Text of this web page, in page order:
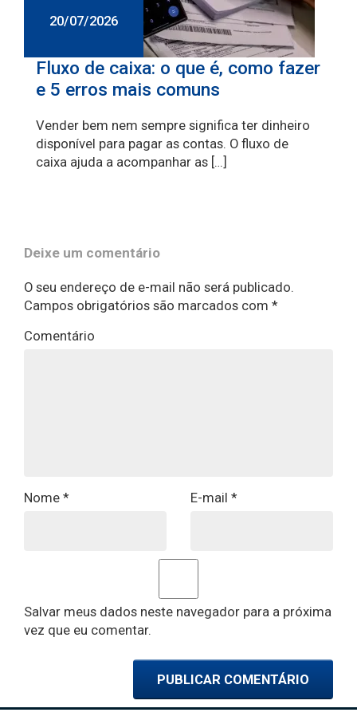
20/07/2026
Fluxo de caixa: o que é, como fazer
e 5 erros mais comuns
Vender bem nem sempre significa ter dinheiro
disponível para pagar as contas. O fluxo de
caixa ajuda a acompanhar as […]
Deixe um comentário
O seu endereço de e-mail não será publicado.
Campos obrigatórios são marcados com *
Comentário
Nome * E-mail *
Salvar meus dados neste navegador para a próxima
vez que eu comentar.